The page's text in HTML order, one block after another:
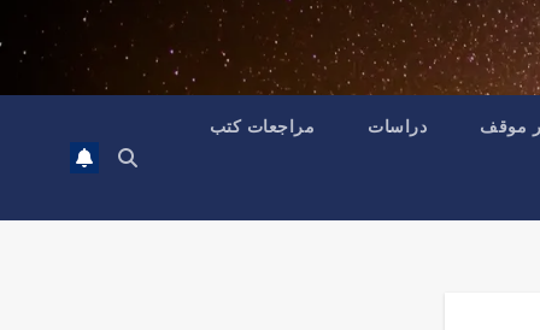
موقف دراسات مراجعات كتب